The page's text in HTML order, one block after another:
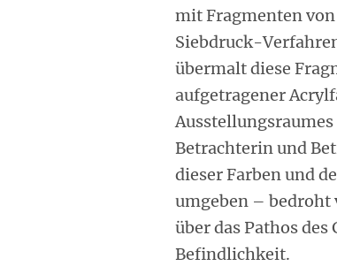
mit Fragmenten
Siebdruck-
übermalt diese
aufgetragener
Betrachterin und
dieser Farben und
umgeben – bedroht
über das Pathos
Befindlichkeit.